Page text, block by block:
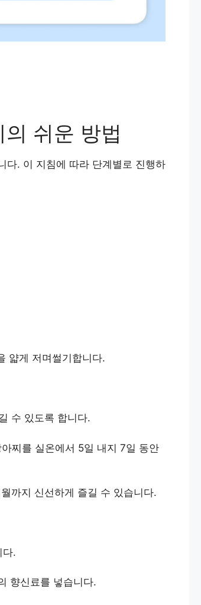
쉬운 방법
다. 이 지침에 따라 단계별로 진행하
얇게 저며썰기합니다.
수 있도록 합니다.
찌를 실온에서 5일 내지 7일 동안
까지 신선하게 즐길 수 있습니다.
다.
향신료를 넣습니다.